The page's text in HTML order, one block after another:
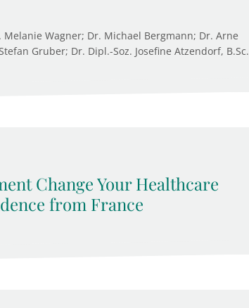
Melanie Wagner; Dr. Michael Bergmann; Dr. Arne
Gruber; Dr. Dipl.-Soz. Josefine Atzendorf, B.Sc.
Change Your Healthcare
from France